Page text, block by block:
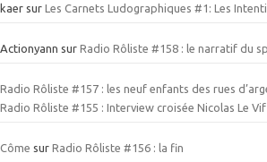
kaer sur Les Carnets Ludographiques #1: Les
Actionyann sur Radio Rôliste #158 : le narratif du
Radio Rôliste #157 : les neuf enfants des rues
Radio Rôliste #155 : Interview croisée Nicolas Le
Côme sur Radio Rôliste #156 : la fin